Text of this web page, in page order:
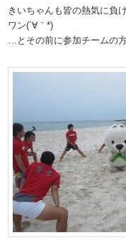
きいちゃんも皆の熱気に負
ワン(´∀｀*)
…とその前に参加チームの